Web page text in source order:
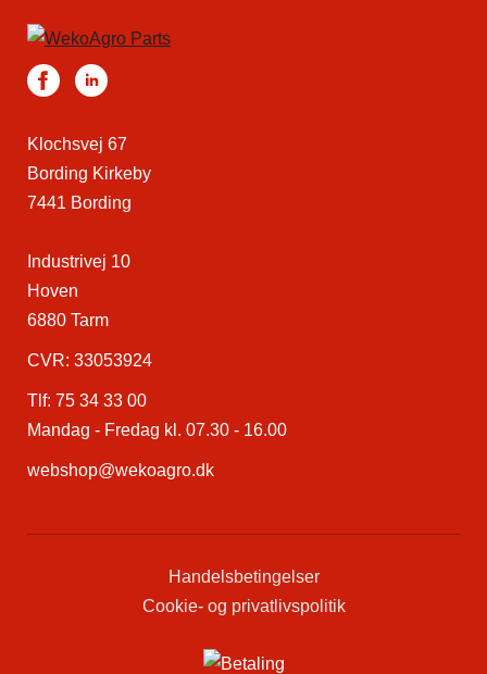
Klochsvej 67
Bording Kirkeby
7441 Bording
Industrivej 10
Hoven
6880 Tarm
CVR: 33053924
Tlf: 75 34 33 00
Mandag - Fredag kl. 07.30 - 16.00
webshop@wekoagro.dk
Handelsbetingelser
Cookie- og privatlivspolitik